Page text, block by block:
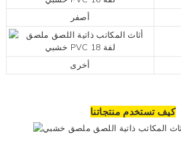
أصفر
أخرى
كيف تستخدم منتجاتنا